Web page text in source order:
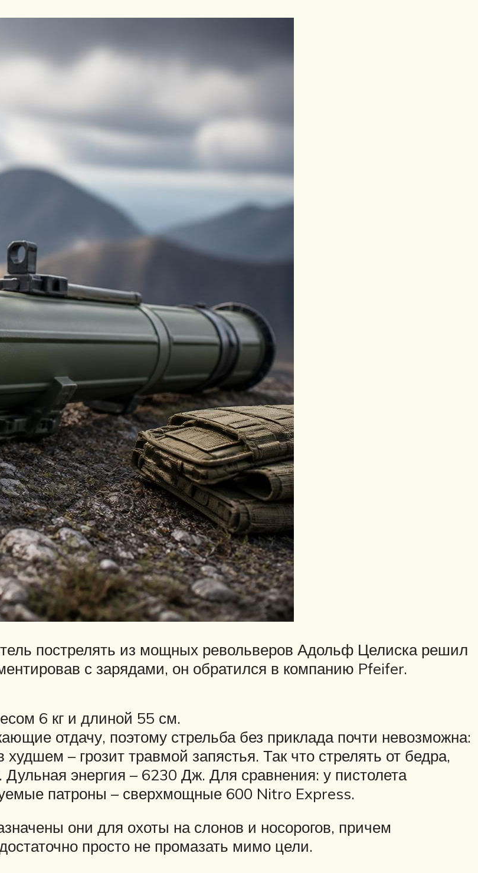
пострелять из мощных револьверов Адольф Целиска решил
с зарядами, он обратился в компанию Pfeifer.
6 кг и длиной 55 см.
отдачу, поэтому стрельба без приклада почти невозможна:
– грозит травмой запястья. Так что стрелять от бедра,
Дульная энергия – 6230 Дж. Для сравнения: у пистолета
патроны – сверхмощные 600 Nitro Express.
они для охоты на слонов и носорогов, причем
просто не промазать мимо цели.